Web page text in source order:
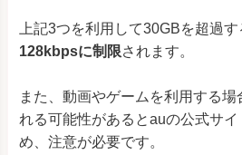
上記3つを利用して30GBを超過す
128kbpsに制限されます。
また、動画やゲームを利用する場
れる可能性があるとauの公式サ
め、注意が必要です。